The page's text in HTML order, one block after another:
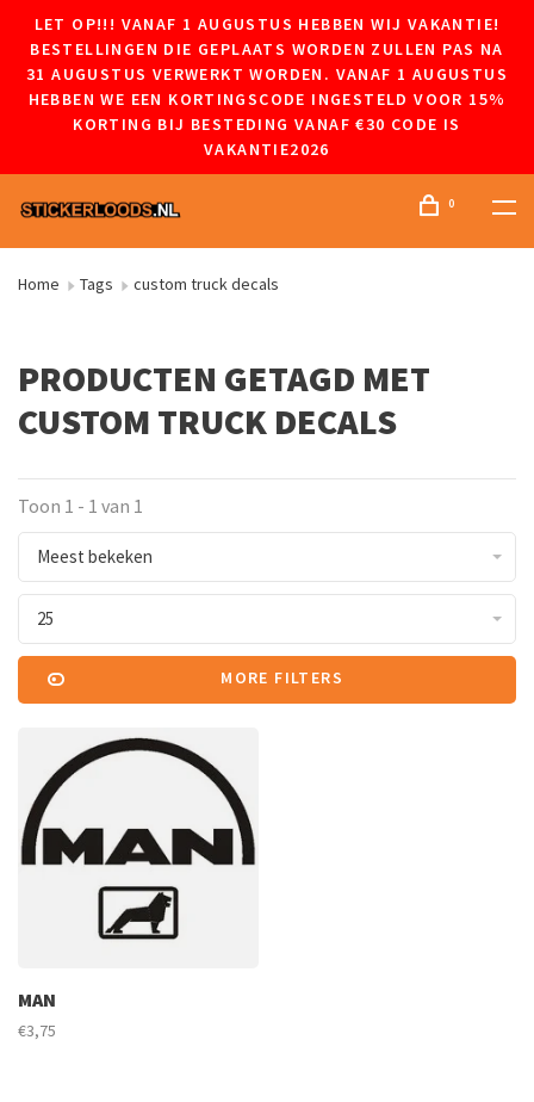
LET OP!!! VANAF 1 AUGUSTUS HEBBEN WIJ VAKANTIE!
BESTELLINGEN DIE GEPLAATS WORDEN ZULLEN PAS NA
31 AUGUSTUS VERWERKT WORDEN. VANAF 1 AUGUSTUS
HEBBEN WE EEN KORTINGSCODE INGESTELD VOOR 15%
KORTING BIJ BESTEDING VANAF €30 CODE IS
VAKANTIE2026
0
Home Tags custom truck decals
PRODUCTEN GETAGD MET
CUSTOM TRUCK DECALS
Toon 1 - 1 van 1
Meest bekeken
25
MORE FILTERS
MAN
€3,75